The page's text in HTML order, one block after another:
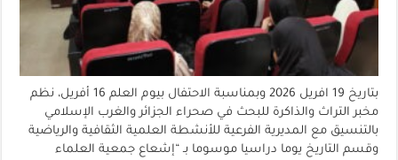
بتاريخ 19 افريل 2026 وبمناسبة الاحتفال بيوم العلم 16 أفريل، نظم
مخبر التراث والذاكرة للبحث في صحراء الجزائر والغرب الإسلامي
بالتنسيق مع المديرية الفرعية للأنشطة العلمية الثقافية والرياضية
وقسم التاريخ يوما دراسيا موسوما بـ “إشعاع جمعية العلماء